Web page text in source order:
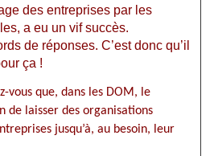
des entreprises par les
a eu un vif succès.
de réponses. C’est donc qu’il
ça !
vous que, dans les DOM, le
de laisser des organisations
jusqu’à, au besoin, leur